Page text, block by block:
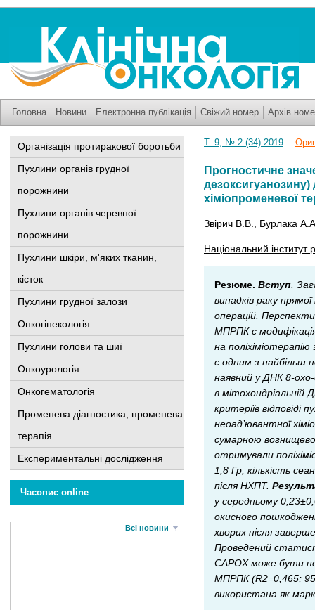
Головна Новини Електронна публікація Свіжий номер Архів
Організація протиракової боротьби
Пухлини органів грудної
порожнини
Пухлини органів черевної
порожнини
Пухлини шкіри, м'яких тканин,
кісток
Пухлини грудної залози
Онкогінекологія
Пухлини голови та шиї
Онкоурологія
Онкогематологія
Променева діагностика, променева
терапія
Експериментальні дослідження
Часопис online
Всі новини
Т. 9, № 2 (34) 2019 :
Прогностичне
хіміопроменевої
Звірич В.В. Бурлака
Національний інститут
Резюме. Вступ .
випадків раку
операцій.
МПРПК є
на
є одним з найбільш
наявний у ДНК 8-
в
критеріїв відповіді
неоад’ювантної
сумарною
отримували
1,8 Гр, кількість
після НХПТ.
у середньому
окисного
хворих після
Проведений
CAPOX може бути
МПРПК (R2=0,465;
використана як